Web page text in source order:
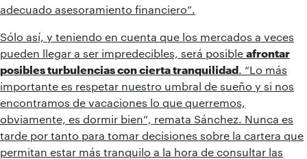
adecuado asesoramiento financiero”.
Sólo así, y teniendo en cuenta que los mercados a veces
pueden llegar a ser impredecibles, será posible afrontar
posibles turbulencias con cierta tranquilidad . “Lo más
importante es respetar nuestro umbral de sueño y si nos
encontramos de vacaciones lo que querremos,
obviamente, es dormir bien”, remata Sánchez. Nunca es
tarde por tanto para tomar decisiones sobre la cartera que
permitan estar más tranquilo a la hora de consultar las